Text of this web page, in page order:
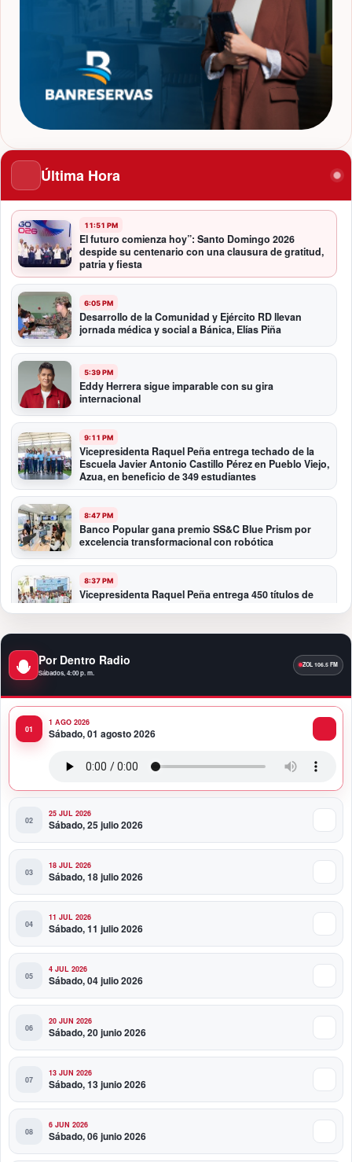
Última Hora
11:51 PM
El futuro comienza hoy”: Santo Domingo 2026
despide su centenario con una clausura de gratitud,
patria y fiesta
6:05 PM
Desarrollo de la Comunidad y Ejército RD llevan
jornada médica y social a Bánica, Elías Piña
5:39 PM
Eddy Herrera sigue imparable con su gira
internacional
9:11 PM
Vicepresidenta Raquel Peña entrega techado de la
Escuela Javier Antonio Castillo Pérez en Pueblo Viejo,
Azua, en beneficio de 349 estudiantes
8:47 PM
Banco Popular gana premio SS&C Blue Prism por
excelencia transformacional con robótica
8:37 PM
Vicepresidenta Raquel Peña entrega 450 títulos de
11:59 PM
Santo Domingo se convierte en la capital del orgullo
11:47 PM
Toque Profundo celebra 37 años de historia con una
Por Dentro Radio
Sábados, 4:00 p. m.
1 AGO 2026
Sábado, 01 agosto 2026
25 JUL 2026
Sábado, 25 julio 2026
18 JUL 2026
Sábado, 18 julio 2026
11 JUL 2026
Sábado, 11 julio 2026
4 JUL 2026
Sábado, 04 julio 2026
20 JUN 2026
Sábado, 20 junio 2026
13 JUN 2026
Sábado, 13 junio 2026
6 JUN 2026
Sábado, 06 junio 2026